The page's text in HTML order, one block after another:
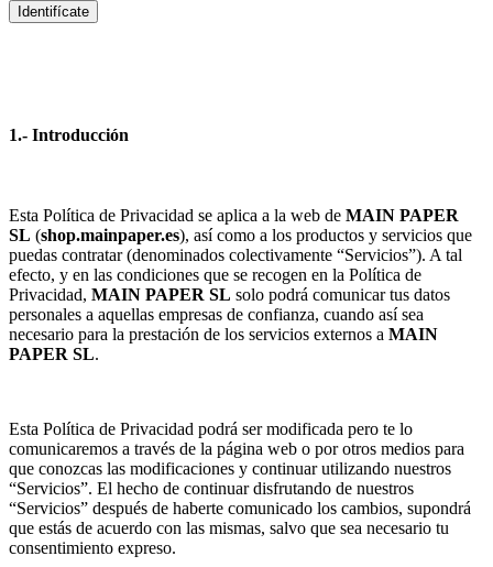
Identifícate
1.- Introducción
Esta Política de Privacidad se aplica a la web de MAIN PAPER
SL (shop.mainpaper.es), así como a los productos y servicios que
puedas contratar (denominados colectivamente “Servicios”). A tal
efecto, y en las condiciones que se recogen en la Política de
Privacidad, MAIN PAPER SL solo podrá comunicar tus datos
personales a aquellas empresas de confianza, cuando así sea
necesario para la prestación de los servicios externos a MAIN
PAPER SL.
Esta Política de Privacidad podrá ser modificada pero te lo
comunicaremos a través de la página web o por otros medios para
que conozcas las modificaciones y continuar utilizando nuestros
“Servicios”. El hecho de continuar disfrutando de nuestros
“Servicios” después de haberte comunicado los cambios, supondrá
que estás de acuerdo con las mismas, salvo que sea necesario tu
consentimiento expreso.